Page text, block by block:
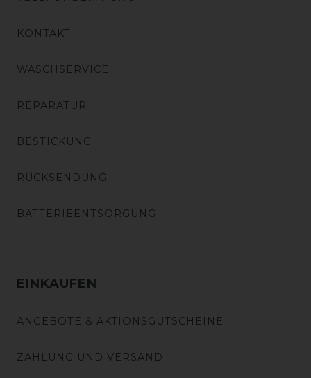
KONTAKT
WASCHSERVICE
REPARATUR
BESTICKUNG
RÜCKSENDUNG
BATTERIEENTSORGUNG
EINKAUFEN
ANGEBOTE & AKTIONSGUTSCHEINE
ZAHLUNG UND VERSAND